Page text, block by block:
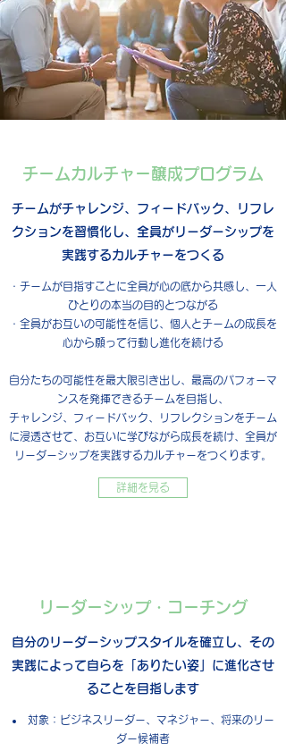
チームカルチャー​醸成プログラム
​チームがチャレンジ、フィードバック、リフレ
クションを習慣化し、全員がリーダーシップを
実践するカルチャーをつくる
・チームが目指すことに全員が心の底から共感し、一人
ひとりの本当の目的とつながる
・全員がお互いの可能性を信じ、個人とチームの成長を
心から願って行動し進化を続ける
自分たちの可能性を最大限引き出し、最高のパフォーマ
ンスを発揮できるチームを目指し、
チャレンジ、フィードバック、リフレクションをチーム
に浸透させて、お互いに学びながら成長を続け、全員が
リーダーシップを実践するカルチャーをつくります。
詳細を見る
リーダーシップ・コーチング
自分のリーダーシップスタイルを確立し、その
実践によって自らを「ありたい姿」に進化させ
ることを目指します
​対象：ビジネスリーダー、マネジャー、将来のリー
ダー候補者